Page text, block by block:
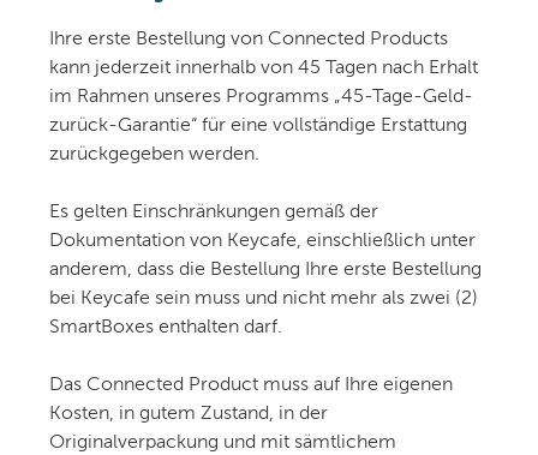
Ihre erste Bestellung von Connected Products
kann jederzeit innerhalb von 45 Tagen nach Erhalt
im Rahmen unseres Programms „45-Tage-Geld-
zurück-Garantie“ für eine vollständige Erstattung
zurückgegeben werden.
Es gelten Einschränkungen gemäß der
Dokumentation von Keycafe, einschließlich unter
anderem, dass die Bestellung Ihre erste Bestellung
bei Keycafe sein muss und nicht mehr als zwei (2)
SmartBoxes enthalten darf.
Das Connected Product muss auf Ihre eigenen
Kosten, in gutem Zustand, in der
Originalverpackung und mit sämtlichem